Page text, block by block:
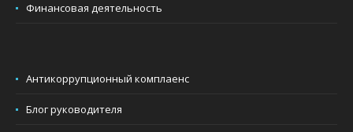
Финансовая деятельность
Антикоррупционный комплаенс
Блог руководителя